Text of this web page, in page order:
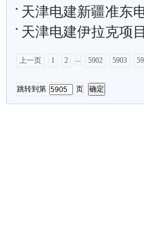
天津电建新疆准东电
天津电建伊拉克项
上一页 1 2 ... 5902 5903
跳转到第 页